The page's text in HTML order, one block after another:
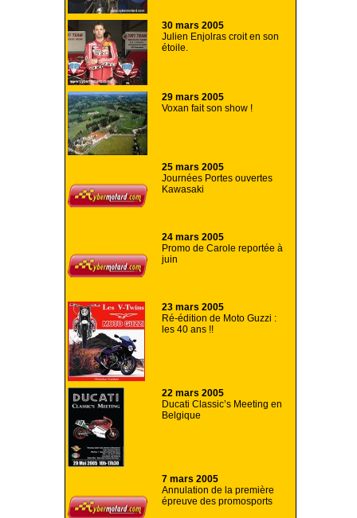
30 mars 2005
Julien Enjolras croit en son
étoile.
29 mars 2005
Voxan fait son show !
25 mars 2005
Journées Portes ouvertes
Kawasaki
24 mars 2005
Promo de Carole reportée à
juin
23 mars 2005
Ré-édition de Moto Guzzi :
les 40 ans !!
22 mars 2005
Ducati Classic’s Meeting en
Belgique
7 mars 2005
Annulation de la première
épreuve des promosports